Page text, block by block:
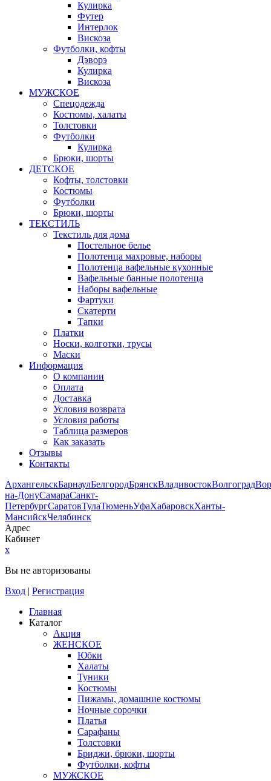
Кулирка
Футер
Интерлок
Вискоза
Футболки, кофты
Дэворэ
Кулирка
Вискоза
МУЖСКОЕ
Спецодежда
Костюмы, халаты
Толстовки
Футболки
Кулирка
Брюки, шорты
ДЕТСКОЕ
Кофты, толстовки
Костюмы
Футболки
Брюки, шорты
ТЕКСТИЛЬ
Текстиль для дома
Постельное белье
Полотенца махровые, наборы
Полотенца вафельные кухонные
Вафельные банные полотенца
Наборы вафельные
Фартуки
Скатерти
Тапки
Платки
Носки, колготки, трусы
Маски
Информация
О компании
Оплата
Доставка
Условия возврата
Условия работы
Таблица размеров
Как заказать
Отзывы
Контакты
АрхангельскБарнаулБелгородБрянскВладивостокВолгоград
на-ДонуСамараСанкт-
ПетербургСаратовТулаТюменьУфаХабаровскХанты-
МансийскЧелябинск
Адрес
Кабинет
x
Вы не авторизованы
Вход | Регистрация
Главная
Каталог
Акция
ЖЕНСКОЕ
Юбки
Халаты
Туники
Костюмы
Пижамы, домашние костюмы
Ночные сорочки
Платья
Сарафаны
Толстовки
Бриджи, брюки, шорты
Футболки, кофты
МУЖСКОЕ